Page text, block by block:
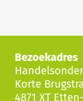
Bezoekadres
Korte
4871 XT